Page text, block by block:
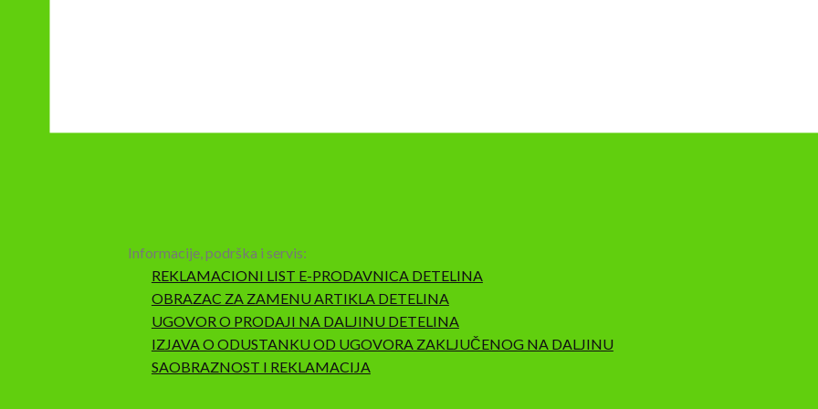
Informacije, podrška i servis:
REKLAMACIONI LIST E-PRODAVNICA DETELINA
OBRAZAC ZA ZAMENU ARTIKLA DETELINA
UGOVOR O PRODAJI NA DALJINU DETELINA
IZJAVA O ODUSTANKU OD UGOVORA ZAKLJUČENOG NA DALJINU
SAOBRAZNOST I REKLAMACIJA